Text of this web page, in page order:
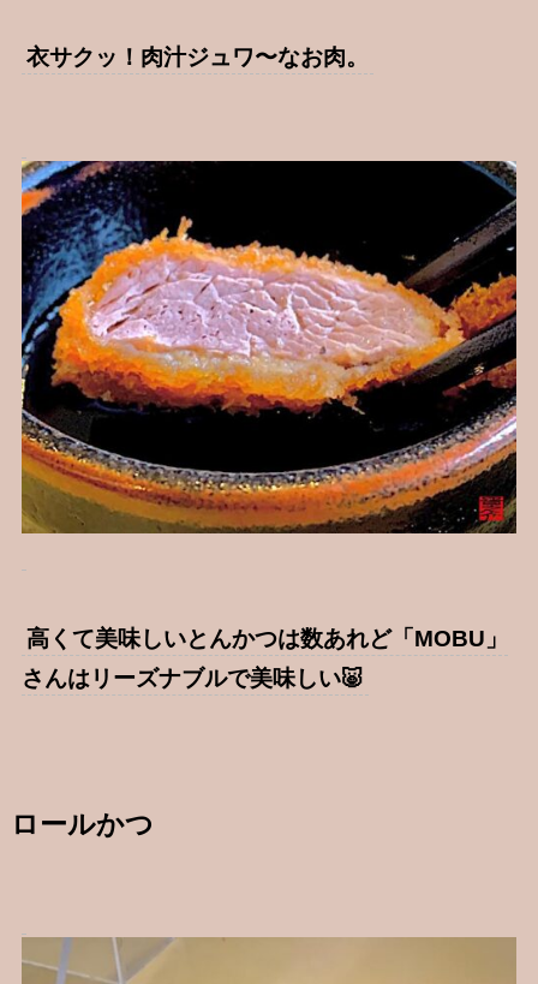
衣サクッ！肉汁ジュワ〜なお肉。
高くて美味しいとんかつは数あれど「MOBU」
さんはリーズナブルで美味しい🐷
ロールかつ